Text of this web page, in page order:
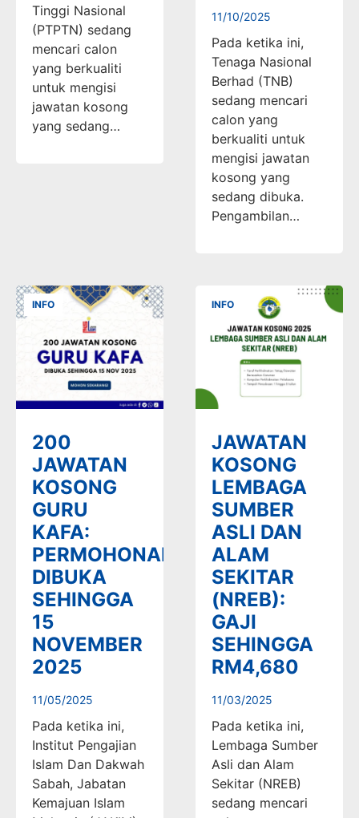
Tinggi Nasional
(PTPTN) sedang
mencari calon
yang berkualiti
untuk mengisi
jawatan kosong
yang sedang…
11/10/2025
Pada ketika ini,
Tenaga Nasional
Berhad (TNB)
sedang mencari
calon yang
berkualiti untuk
mengisi jawatan
kosong yang
sedang dibuka.
Pengambilan…
INFO
200
JAWATAN
KOSONG
GURU
KAFA:
PERMOHONAN
DIBUKA
SEHINGGA
15
NOVEMBER
2025
11/05/2025
Pada ketika ini,
Institut Pengajian
Islam Dan Dakwah
Sabah, Jabatan
Kemajuan Islam
INFO
JAWATAN
KOSONG
LEMBAGA
SUMBER
ASLI DAN
ALAM
SEKITAR
(NREB):
GAJI
SEHINGGA
RM4,680
11/03/2025
Pada ketika ini,
Lembaga Sumber
Asli dan Alam
Sekitar (NREB)
sedang mencari